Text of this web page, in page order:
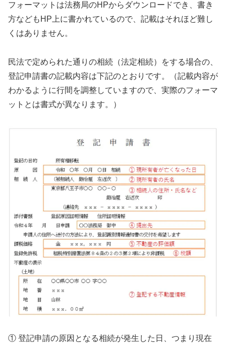
フォーマットは法務局のHPからダウンロードでき、書き
方などもHP上に書かれているので、記載はそれほど難し
くはありません。
民法で定められた通りの相続（法定相続）をする場合の、
登記申請書の記載内容は下記のとおりです。（記載内容が
わかるように行間を調整していますので、実際のフォーマ
ットとは書式が異なります。）
① 登記申請の原因となる相続が発生した日、つまり現在